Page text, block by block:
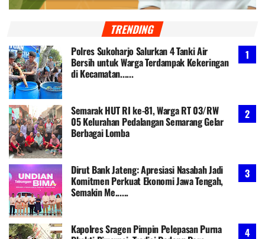
TRENDING
Polres Sukoharjo Salurkan 4 Tanki Air
Bersih untuk Warga Terdampak Kekeringan
di Kecamatan......
Semarak HUT RI ke-81, Warga RT 03/RW
05 Kelurahan Pedalangan Semarang Gelar
Berbagai Lomba
Dirut Bank Jateng: Apresiasi Nasabah Jadi
Komitmen Perkuat Ekonomi Jawa Tengah,
Semakin Me......
Kapolres Sragen Pimpin Pelepasan Purna